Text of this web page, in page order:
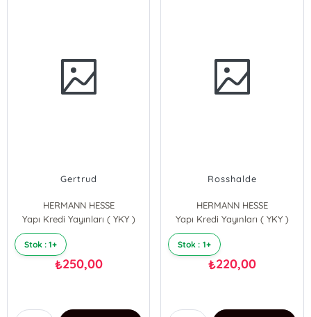
Gertrud
HERMANN HESSE
Yapı Kredi Yayınları ( YKY )
Stok : 1+
₺250,00
Rosshalde
HERMANN HESSE
Yapı Kredi Yayınları ( YKY )
Stok : 1+
₺220,00